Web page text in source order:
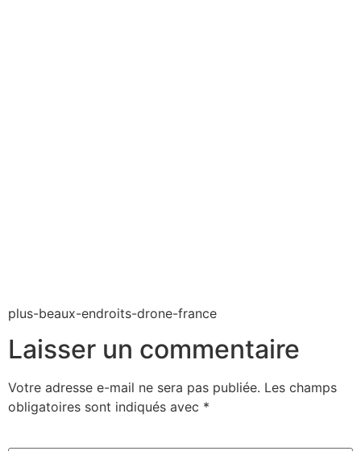
plus-beaux-endroits-drone-france
Laisser un commentaire
Votre adresse e-mail ne sera pas publiée. Les champs
obligatoires sont indiqués avec *